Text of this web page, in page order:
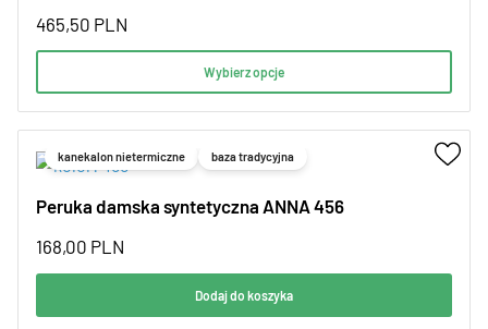
465,50 PLN
Wybierz opcje
kanekalon nietermiczne baza tradycyjna
Peruka damska syntetyczna ANNA 456
168,00 PLN
Dodaj do koszyka